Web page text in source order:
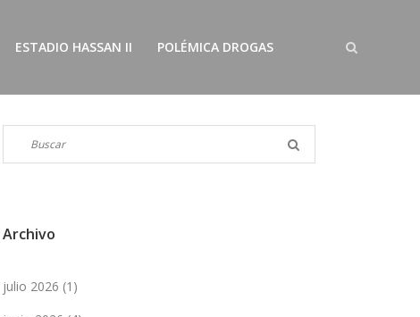
ESTADIO HASSAN II POLÉMICA DROGAS
Archivo
julio 2026 (1)